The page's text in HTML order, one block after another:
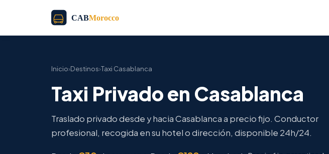
Inicio›Destinos›Taxi Casablanca
Taxi Privado en Casablanca
Traslado privado desde y hacia Casablanca a precio fijo. Conductor
profesional, recogida en su hotel o dirección, disponible 24h/24.